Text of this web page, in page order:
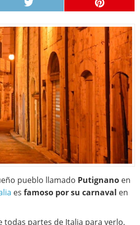
pueblo llamado Putignano en
es famoso por su carnaval en
todas partes de Italia para verlo,